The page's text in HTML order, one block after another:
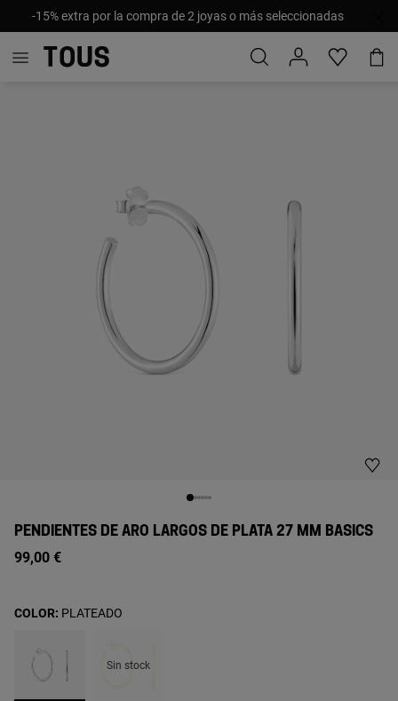
-15% extra por la compra de 2 joyas o más seleccionadas
PENDIENTES DE ARO LARGOS DE PLATA 27 MM BASICS
99,00 €
Sin stock
COLOR: PLATEADO